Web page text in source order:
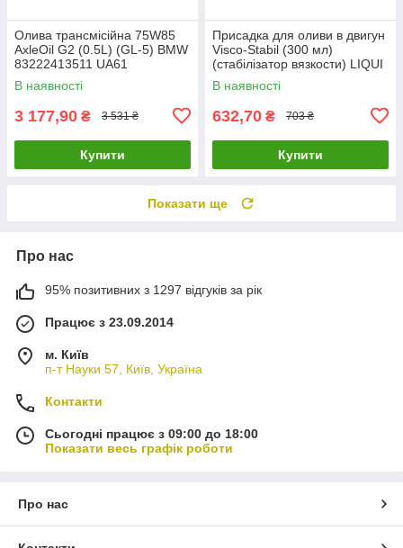
Олива трансмісійна 75W85
AxleOil G2 (0.5L) (GL-5) BMW
83222413511 UA61
В наявності
3 177,90 ₴ 3 531 ₴
Купити
Присадка для оливи в двигун
Visco-Stabil (300 мл)
(cтабілізатор вязкости) LIQUI
MOLY 1017 UA61
В наявності
632,70 ₴ 703 ₴
Купити
Показати ще
Про нас
95% позитивних з 1297 відгуків за рік
Працює з 23.09.2014
м. Київ
п-т Науки 57, Київ, Україна
Контакти
Сьогодні працює з 09:00 до 18:00
Показати весь графік роботи
Про нас